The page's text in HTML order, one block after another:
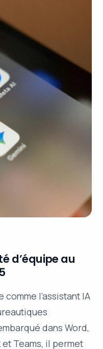
d’équipe au
comme l’assistant IA
dansWord,
et Teams, il permet